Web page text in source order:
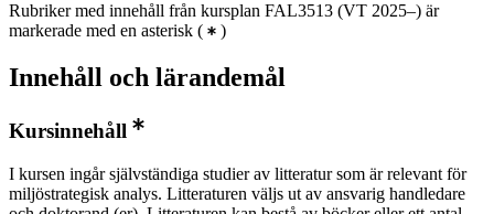
Rubriker med innehåll från kursplan FAL3513 (VT 2025–) är
markerade med en asterisk ( )
Innehåll och lärandemål
Kursinnehåll
I kursen ingår självständiga studier av litteratur som är relevant för
miljöstrategisk analys. Litteraturen väljs ut av ansvarig handledare